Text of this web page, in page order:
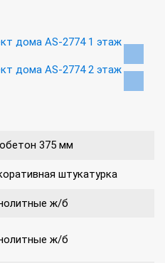
375 мм
штукатурка
ж/б
ж/б